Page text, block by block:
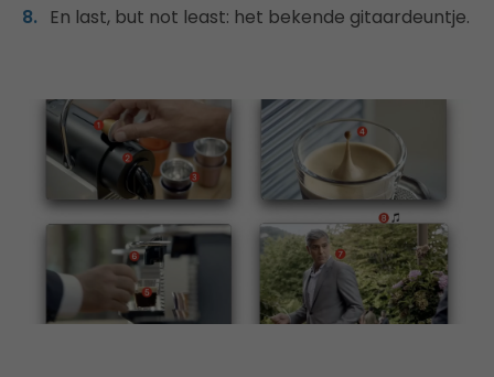
En last, but not least: het bekende gitaardeuntje.